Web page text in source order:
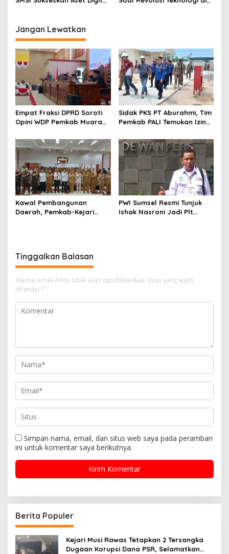
Jangan Lewatkan
Empat Fraksi DPRD Soroti
Opini WDP Pemkab Muara
Kelola Keuangan
Sidak PKS PT Aburahmi, Tim
Pemkab PALI Temukan Izin
Kawal Pembangunan
Daerah, Pemkab-Kejari
PWI Sumsel Resmi Tunjuk
Ishak Nasroni Jadi Plt
Tinggalkan Balasan
Alamat email Anda tidak akan dipublikasikan. Ruas yang wajib
ditandai *
Simpan nama, email, dan situs web saya pada peramban
ini untuk komentar saya berikutnya.
Berita Populer
Kejari Musi Rawas Tetapkan 2 Tersangka
Dugaan Korupsi Dana PSR, Selamatkan